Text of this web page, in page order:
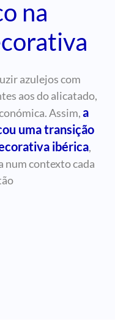
na
azulejos com
aos do alicatado,
Assim,a
uma transição
ibérica,
num contexto cada